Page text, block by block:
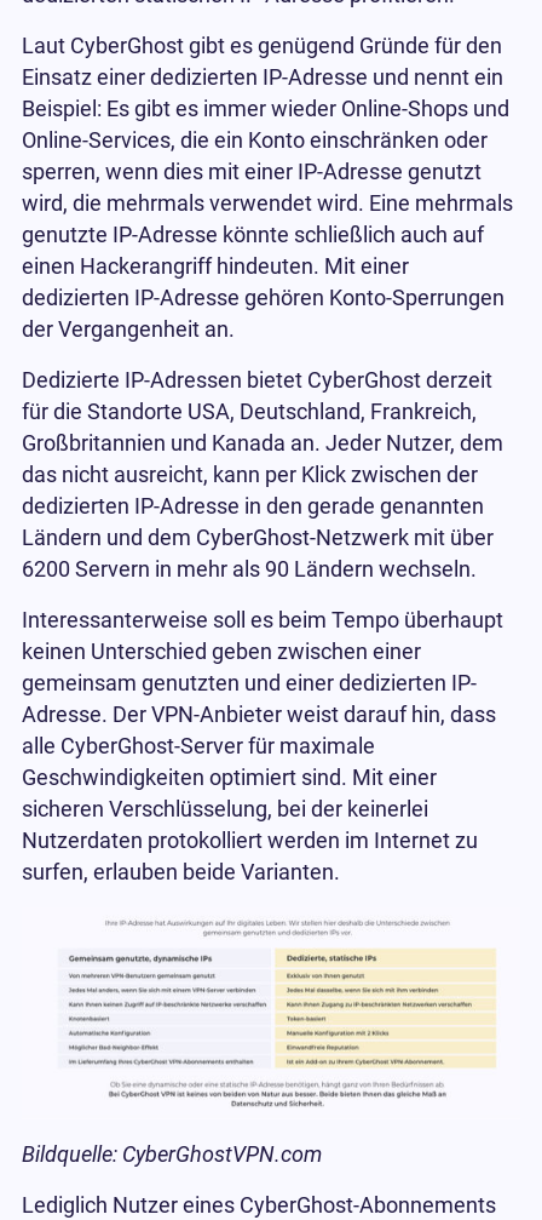
Laut CyberGhost gibt es genügend Gründe für den
Einsatz einer dedizierten IP-Adresse und nennt ein
Beispiel: Es gibt es immer wieder Online-Shops und
Online-Services, die ein Konto einschränken oder
sperren, wenn dies mit einer IP-Adresse genutzt
wird, die mehrmals verwendet wird. Eine mehrmals
genutzte IP-Adresse könnte schließlich auch auf
einen Hackerangriff hindeuten. Mit einer
dedizierten IP-Adresse gehören Konto-Sperrungen
der Vergangenheit an.
Dedizierte IP-Adressen bietet CyberGhost derzeit
für die Standorte USA, Deutschland, Frankreich,
Großbritannien und Kanada an. Jeder Nutzer, dem
das nicht ausreicht, kann per Klick zwischen der
dedizierten IP-Adresse in den gerade genannten
Ländern und dem CyberGhost-Netzwerk mit über
6200 Servern in mehr als 90 Ländern wechseln.
Interessanterweise soll es beim Tempo überhaupt
keinen Unterschied geben zwischen einer
gemeinsam genutzten und einer dedizierten IP-
Adresse. Der VPN-Anbieter weist darauf hin, dass
alle CyberGhost-Server für maximale
Geschwindigkeiten optimiert sind. Mit einer
sicheren Verschlüsselung, bei der keinerlei
Nutzerdaten protokolliert werden im Internet zu
surfen, erlauben beide Varianten.
Bildquelle: CyberGhostVPN.com
Lediglich Nutzer eines CyberGhost-Abonnements